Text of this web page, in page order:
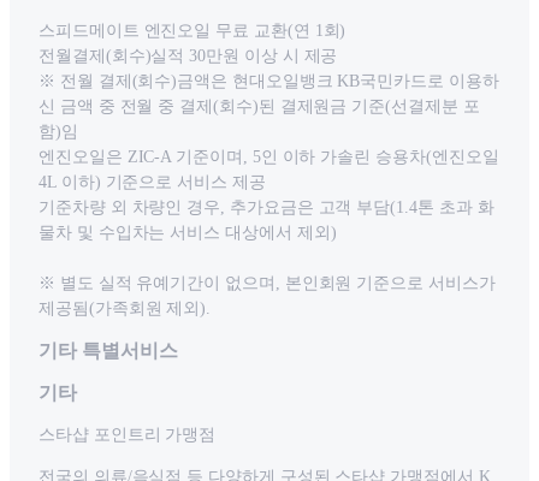
스피드메이트 엔진오일 무료 교환(연 1회)
전월결제(회수)실적 30만원 이상 시 제공
※ 전월 결제(회수)금액은 현대오일뱅크 KB국민카드로 이용하
신 금액 중 전월 중 결제(회수)된 결제원금 기준(선결제분 포
함)임
엔진오일은 ZIC-A 기준이며, 5인 이하 가솔린 승용차(엔진오일
4L 이하) 기준으로 서비스 제공
기준차량 외 차량인 경우, 추가요금은 고객 부담(1.4톤 초과 화
물차 및 수입차는 서비스 대상에서 제외)
※ 별도 실적 유예기간이 없으며, 본인회원 기준으로 서비스가
제공됨(가족회원 제외).
기타 특별서비스
기타
스타샵 포인트리 가맹점
전국의 의류/음식점 등 다양하게 구성된 스타샵 가맹점에서 K